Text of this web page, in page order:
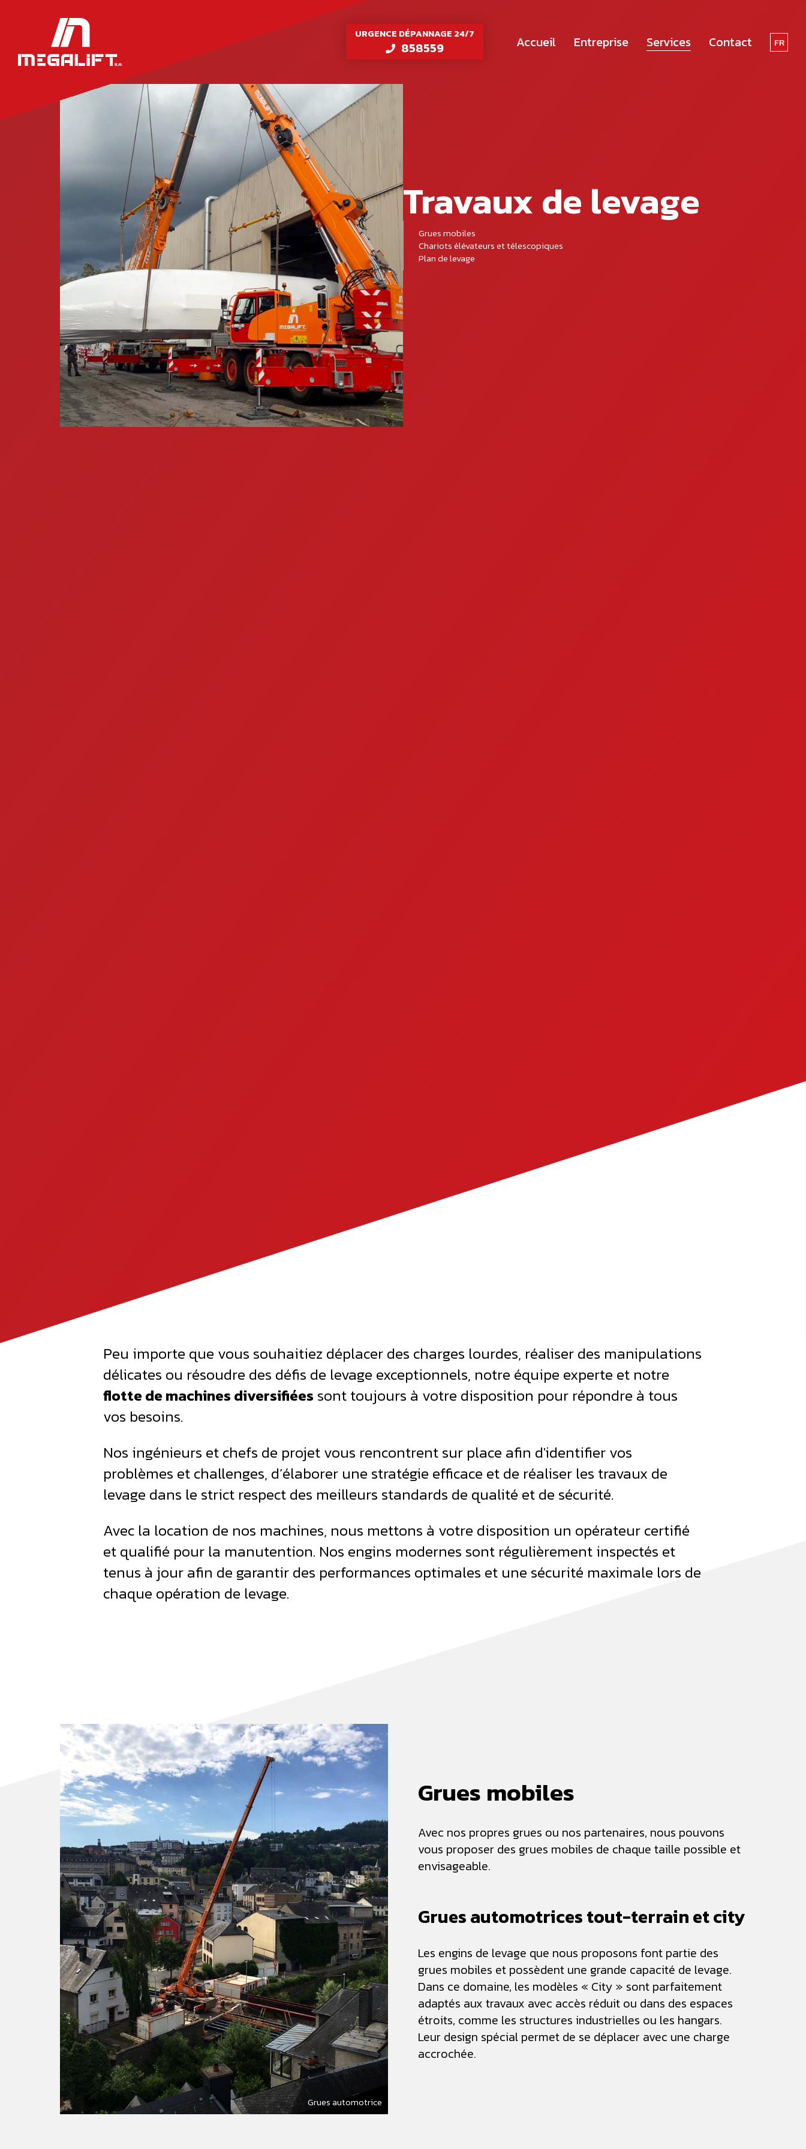
URGENCE DÉPANNAGE 24/7
858559 Accueil Entreprise Services Contact
FR
Travaux de levage
Grues mobiles
Chariots élévateurs et télescopiques
Plan de levage
Peu importe que vous souhaitiez déplacer des charges lourdes, réaliser des manipulations
délicates ou résoudre des défis de levage exceptionnels, notre équipe experte et notre
flotte de machines diversifiées sont toujours à votre disposition pour répondre à tous
vos besoins.
Nos ingénieurs et chefs de projet vous rencontrent sur place afin d'identifier vos
problèmes et challenges, d’élaborer une stratégie efficace et de réaliser les travaux de
levage dans le strict respect des meilleurs standards de qualité et de sécurité.
Avec la location de nos machines, nous mettons à votre disposition un opérateur certifié
et qualifié pour la manutention. Nos engins modernes sont régulièrement inspectés et
tenus à jour afin de garantir des performances optimales et une sécurité maximale lors de
chaque opération de levage.
Grues automotrice
Grues mobiles
Avec nos propres grues ou nos partenaires, nous pouvons
vous proposer des grues mobiles de chaque taille possible et
envisageable.
Grues automotrices tout-terrain et city
Les engins de levage que nous proposons font partie des
grues mobiles et possèdent une grande capacité de levage.
Dans ce domaine, les modèles « City » sont parfaitement
adaptés aux travaux avec accès réduit ou dans des espaces
étroits, comme les structures industrielles ou les hangars.
Leur design spécial permet de se déplacer avec une charge
accrochée.